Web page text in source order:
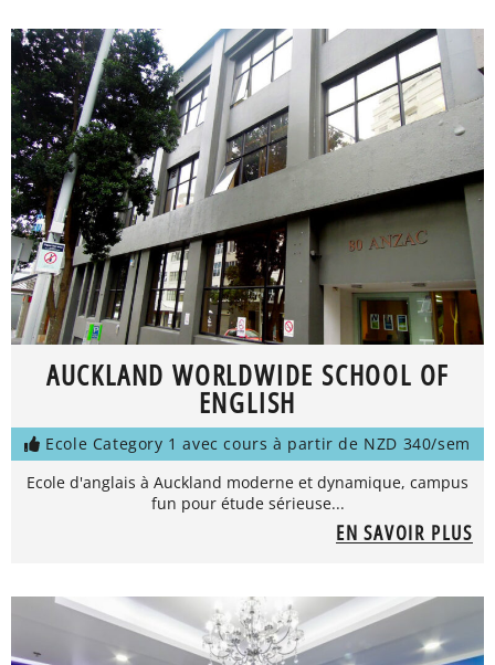
AUCKLAND WORLDWIDE SCHOOL OF
ENGLISH
Ecole Category 1 avec cours à partir de NZD 340/sem
Ecole d'anglais à Auckland moderne et dynamique, campus
fun pour étude sérieuse...
EN SAVOIR PLUS